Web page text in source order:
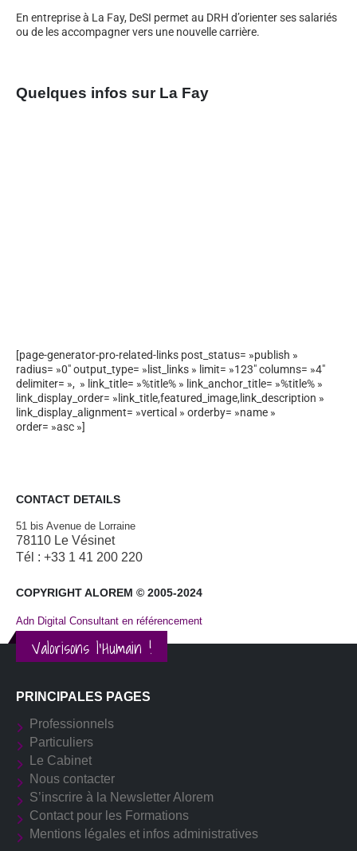
En entreprise à La Fay, DeSI permet au DRH d’orienter ses salariés
ou de les accompagner vers une nouvelle carrière.
Quelques infos sur La Fay
[page-generator-pro-related-links post_status= »publish »
radius= »0″ output_type= »list_links » limit= »123″ columns= »4″
delimiter= », » link_title= »%title% » link_anchor_title= »%title% »
link_display_order= »link_title,featured_image,link_description »
link_display_alignment= »vertical » orderby= »name »
order= »asc »]
CONTACT DETAILS
51 bis Avenue de Lorraine
78110 Le Vésinet
Tél : +33 1 41 200 220
COPYRIGHT ALOREM © 2005-2024
Adn Digital Consultant en référencement
Valorisons l'Humain !
PRINCIPALES PAGES
Professionnels
Particuliers
Le Cabinet
Nous contacter
S’inscrire à la Newsletter Alorem
Contact pour les Formations
Mentions légales et infos administratives